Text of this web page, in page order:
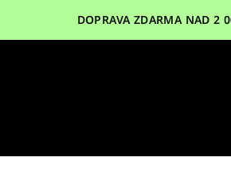
DOPRAVA ZDARMA NAD 2